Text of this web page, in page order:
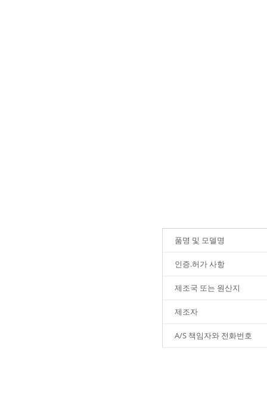
품명 및 모델명
인증.허가 사항
제조국 또는 원산지
제조자
A/S 책임자와 전화번호